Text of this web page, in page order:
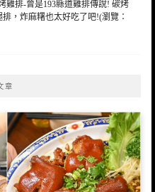
雞排-曾是193縣道雞排傳說! 碳烤
，炸麻糬也太好吃了吧!(瀏覽：
章